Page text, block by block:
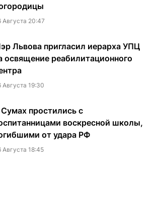
Августа 20:47
Львова пригласил иерарха УПЦ
освящение реабилитационного
Августа 19:30
простились с
воскресной школы,
от удара РФ
Августа 18:45